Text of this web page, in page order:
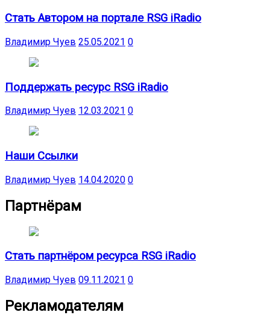
Стать Автором на портале RSG iRadio
Владимир Чуев 25.05.2021 0
Поддержать ресурс RSG iRadio
Владимир Чуев 12.03.2021 0
Наши Ссылки
Владимир Чуев 14.04.2020 0
Партнёрам
Стать партнёром ресурса RSG iRadio
Владимир Чуев 09.11.2021 0
Рекламодателям